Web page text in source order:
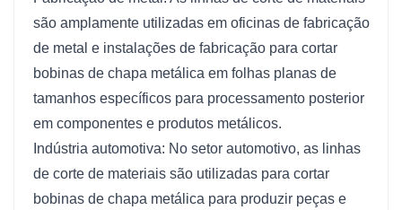
necessidade de intervenção manual.
Alta produtividade: As linhas de corte de materiais
são projetadas para operar em altas velocidades,
permitindo o processamento eficiente de bobinas de
chapa metálica e aumentando a produtividade geral
nas operações de fabricação.
Personalização: Muitas linhas de corte de materiais
podem ser personalizadas para atender a requisitos
são amplamente utilizadas em oficinas de fabricação
de metal e instalações de fabricação para cortar
bobinas de chapa metálica em folhas planas de
tamanhos específicos para processamento posterior
em componentes e produtos metálicos.
Indústria automotiva: No setor automotivo, as linhas
de corte de materiais são utilizadas para cortar
bobinas de chapa metálica para produzir peças e